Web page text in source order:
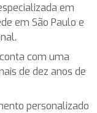
em
em São Paulo e
com uma
de dez anos de
personalizado